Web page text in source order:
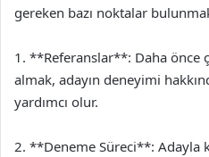
gereken bazı noktalar
1. **Referanslar**: Daha önce
almak, adayın deneyimi
yardımcı olur.
2. **Deneme Süreci**: Adayla